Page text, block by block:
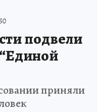
подвели
приняли